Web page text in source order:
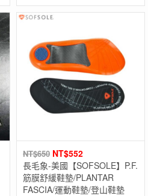
NT$650 NT$552
長毛象-美國【SOFSOLE】P.F.
筋膜舒緩鞋墊/PLANTAR
FASCIA/運動鞋墊/登山鞋墊